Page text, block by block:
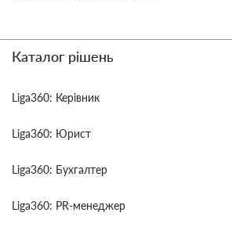
Каталог рішень
Liga360: Керівник
Liga360: Юрист
Liga360: Бухгалтер
Liga360: PR-менеджер